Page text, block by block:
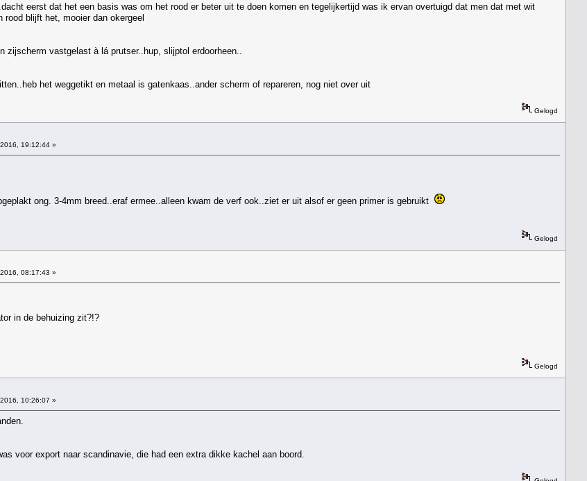
eerst dat het een basis was om het rood er beter uit te doen komen en tegelijkertijd was ik ervan overtuigd dat men dat met wit
rood blijft het, mooier dan okergeel
zijscherm vastgelast à lá prutser..hup, slijptol erdoorheen..
het weggetikt en metaal is gatenkaas..ander scherm of repareren, nog niet over uit
Gelogd
19:12:44 »
ong. 3-4mm breed..eraf ermee..alleen kwam de verf ook..ziet er uit alsof er geen primer is gebruikt
Gelogd
08:17:43 »
in de behuizing zit?!?
Gelogd
10:26:07 »
voor export naar scandinavie, die had een extra dikke kachel aan boord.